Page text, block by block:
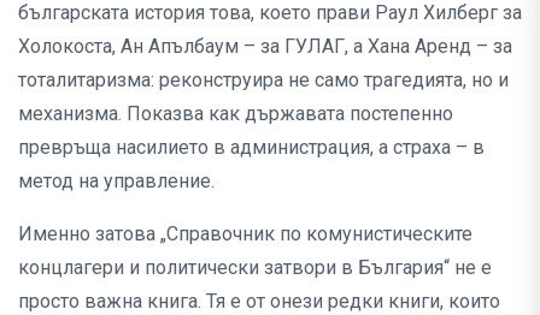
българската история това, което прави Раул Хилберг за
Холокоста, Ан Апълбаум – за ГУЛАГ, а Хана Аренд – за
тоталитаризма: реконструира не само трагедията, но и
механизма. Показва как държавата постепенно
превръща насилието в администрация, а страха – в
метод на управление.
Именно затова „Справочник по комунистическите
концлагери и политически затвори в България“ не е
просто важна книга. Тя е от онези редки книги, които